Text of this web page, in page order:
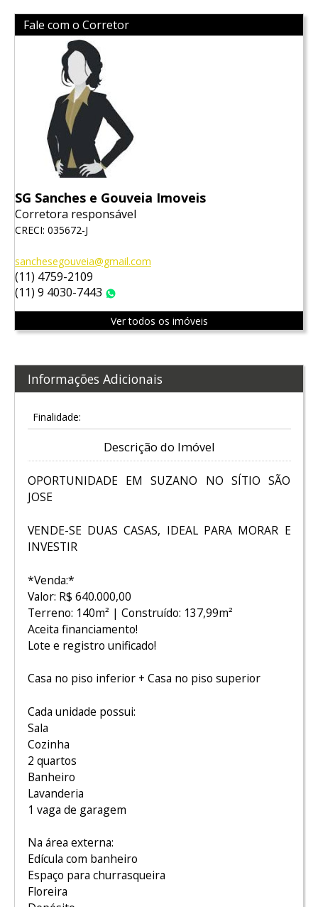
Fale com o Corretor
SG Sanches e Gouveia Imoveis
Corretora responsável
CRECI: 035672-J
sanchesegouveia@gmail.com
(11) 4759-2109
(11) 9 4030-7443
Ver todos os imóveis
Informações Adicionais
Finalidade:
Descrição do Imóvel
OPORTUNIDADE EM SUZANO NO SÍTIO SÃO
JOSE
VENDE-SE DUAS CASAS, IDEAL PARA MORAR E
INVESTIR
*Venda:*
Valor: R$ 640.000,00
Terreno: 140m² | Construído: 137,99m²
Aceita financiamento!
Lote e registro unificado!
Casa no piso inferior + Casa no piso superior
Cada unidade possui:
Sala
Cozinha
2 quartos
Banheiro
Lavanderia
1 vaga de garagem
Na área externa:
Edícula com banheiro
Espaço para churrasqueira
Floreira